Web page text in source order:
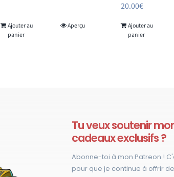
Ajouter au
panier
Aperçu
20.00€
Ajouter au
panier
Tu veux soutenir
cadeaux exclusifs ?
Abonne-toi à mon Patreon !
pour que je continue à offrir